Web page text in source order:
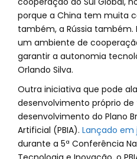
porque a China tem muita
também, a Rússia
um ambiente de
garantir a autonomia
Orlando Silva.
Outra iniciativa que pode
desenvolvimento próprio
desenvolvimento do Plano
Artificial (PBIA). Lançado em
durante a 5ª Conferência